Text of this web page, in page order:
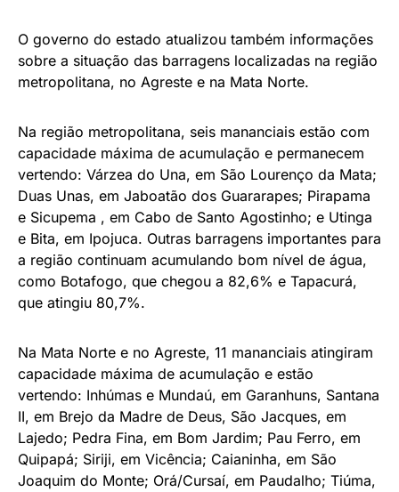
O governo do estado atualizou também informações
sobre a situação das barragens localizadas na região
metropolitana, no Agreste e na Mata Norte.
Na região metropolitana, seis mananciais estão com
capacidade máxima de acumulação e permanecem
vertendo: Várzea do Una, em São Lourenço da Mata;
Duas Unas, em Jaboatão dos Guararapes; Pirapama
e Sicupema , em Cabo de Santo Agostinho; e Utinga
e Bita, em Ipojuca. Outras barragens importantes para
a região continuam acumulando bom nível de água,
como Botafogo, que chegou a 82,6% e Tapacurá,
que atingiu 80,7%.
Na Mata Norte e no Agreste, 11 mananciais atingiram
capacidade máxima de acumulação e estão
vertendo: Inhúmas e Mundaú, em Garanhuns, Santana
II, em Brejo da Madre de Deus, São Jacques, em
Lajedo; Pedra Fina, em Bom Jardim; Pau Ferro, em
Quipapá; Siriji, em Vicência; Caianinha, em São
Joaquim do Monte; Orá/Cursaí, em Paudalho; Tiúma,